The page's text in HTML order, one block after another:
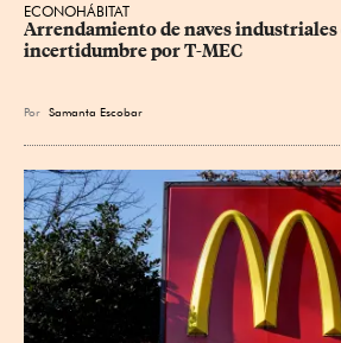
ECONOHÁBITAT
Arrendamiento de naves industriales
incertidumbre por T-MEC
Por Samanta Escobar